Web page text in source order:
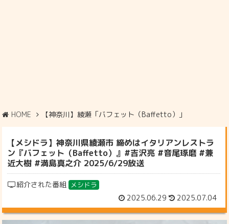
HOME 【神奈川】綾瀬「バフェット（Baffetto）」
【メシドラ】神奈川県綾瀬市 締めはイタリアンレストラ
ン『バフェット（Baffetto）』#吉沢亮 #音尾琢磨 #兼
近大樹 #満島真之介 2025/6/29放送
紹介された番組 メシドラ
2025.06.29 2025.07.04